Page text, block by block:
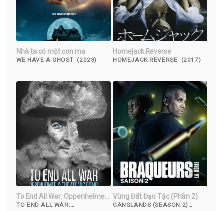
Nhà ta có một con ma
WE HAVE A GHOST (2023)
Homejack Reverse
HOMEJACK REVERSE (2017)
To End All War: Oppenheimer
& the Atomic Bomb
TO END ALL WAR:
Vùng Đất Đạo Tặc (Phần 2)
GANGLANDS (SEASON 2)